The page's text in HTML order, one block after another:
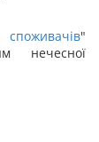
"
нечесної